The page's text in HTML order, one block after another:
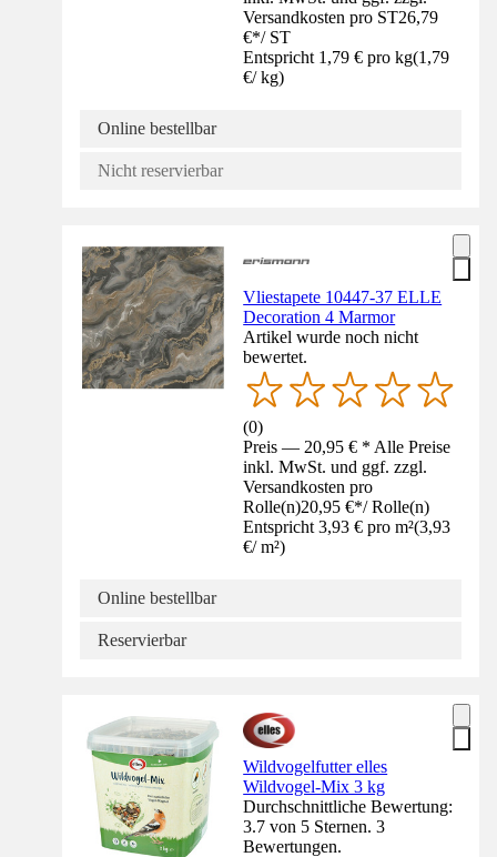
Versandkosten pro ST26,79
€*/ ST
Entspricht 1,79 € pro kg(1,79
€/ kg)
Online bestellbar
Nicht reservierbar
Vliestapete 10447-37 ELLE
Decoration 4 Marmor
Artikel wurde noch nicht
bewertet.
(0)
Preis — 20,95 € * Alle Preise
inkl. MwSt. und ggf. zzgl.
Versandkosten pro
Rolle(n)20,95 €*/ Rolle(n)
Entspricht 3,93 € pro m²(3,93
€/ m²)
Online bestellbar
Reservierbar
Wildvogelfutter elles
Wildvogel-Mix 3 kg
Durchschnittliche Bewertung:
3.7 von 5 Sternen. 3
Bewertungen.